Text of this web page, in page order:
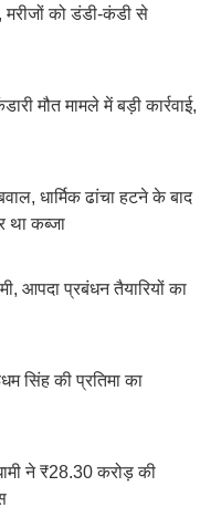
को डंडी-कंडी से
मौत मामले में बड़ी कार्रवाई,
धार्मिक ढांचा हटने के बाद
था कब्जा
आपदा प्रबंधन तैयारियों का
सिंह की प्रतिमा का
ने ₹28.30 करोड़ की